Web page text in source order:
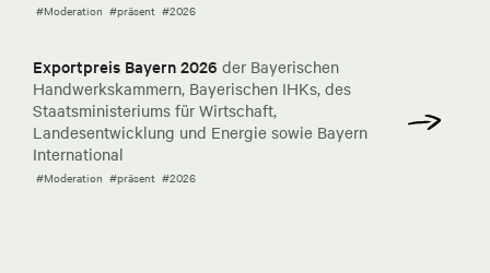
#Moderation #präsent #2026
Exportpreis Bayern 2026 der Bayerischen
Handwerkskammern, Bayerischen IHKs, des
Staatsministeriums für Wirtschaft,
Landesentwicklung und Energie sowie Bayern
International
#Moderation #präsent #2026